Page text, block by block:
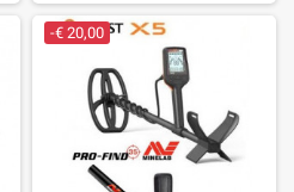
-€ 20,00